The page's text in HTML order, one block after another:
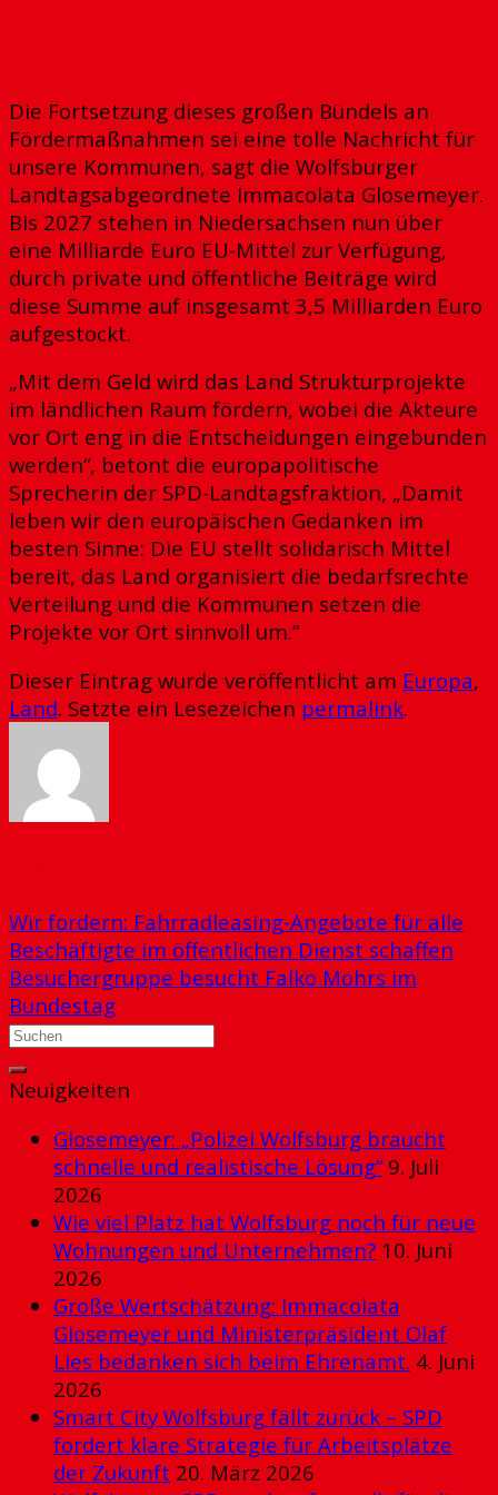
Die Fortsetzung dieses großen Bündels an
Fördermaßnahmen sei eine tolle Nachricht für
unsere Kommunen, sagt die Wolfsburger
Landtagsabgeordnete Immacolata Glosemeyer.
Bis 2027 stehen in Niedersachsen nun über
eine Milliarde Euro EU-Mittel zur Verfügung,
durch private und öffentliche Beiträge wird
diese Summe auf insgesamt 3,5 Milliarden Euro
aufgestockt.
„Mit dem Geld wird das Land Strukturprojekte
im ländlichen Raum fördern, wobei die Akteure
vor Ort eng in die Entscheidungen eingebunden
werden“, betont die europapolitische
Sprecherin der SPD-Landtagsfraktion, „Damit
leben wir den europäischen Gedanken im
besten Sinne: Die EU stellt solidarisch Mittel
bereit, das Land organisiert die bedarfsrechte
Verteilung und die Kommunen setzen die
Projekte vor Ort sinnvoll um.“
Dieser Eintrag wurde veröffentlicht am Europa,
Land. Setzte ein Lesezeichen permalink.
Wir fordern: Fahrradleasing-Angebote für alle
Beschäftigte im öffentlichen Dienst schaffen
Besuchergruppe besucht Falko Mohrs im
Bundestag
Neuigkeiten
Glosemeyer: „Polizei Wolfsburg braucht
schnelle und realistische Lösung“ 9. Juli
2026
Wie viel Platz hat Wolfsburg noch für neue
Wohnungen und Unternehmen? 10. Juni
2026
Große Wertschätzung: Immacolata
Glosemeyer und Ministerpräsident Olaf
Lies bedanken sich beim Ehrenamt. 4. Juni
2026
Smart City Wolfsburg fällt zurück – SPD
fordert klare Strategie für Arbeitsplätze
der Zukunft 20. März 2026